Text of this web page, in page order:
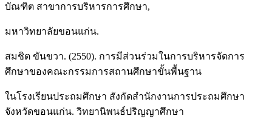
บัณฑิต สาขาการบริหารการศึกษา,
มหาวิทยาลัยขอนแก่น.
สมชิต ขันขวา. (2550). การมีส่วนร่วมในการบริหารจัดการ
ศึกษาของคณะกรรมการสถานศึกษาขั้นพื้นฐาน
ในโรงเรียนประถมศึกษา สังกัดสำนักงานการประถมศึกษา
จังหวัดขอนแก่น. วิทยานิพนธ์ปริญญาศึกษา